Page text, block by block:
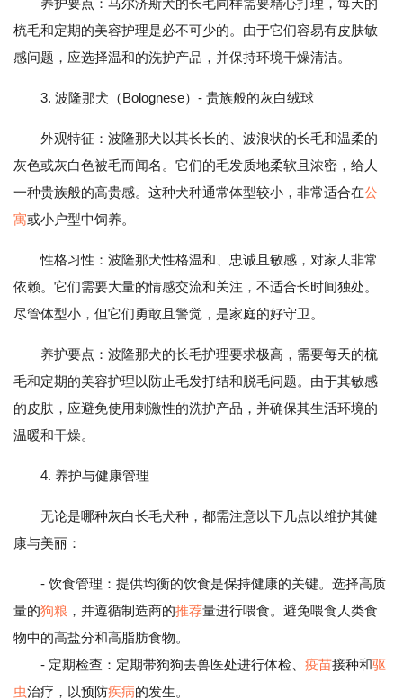
养护要点：马尔济斯犬的长毛同样需要精心打理，每天的
梳毛和定期的美容护理是必不可少的。由于它们容易有皮肤敏
感问题，应选择温和的洗护产品，并保持环境干燥清洁。
3. 波隆那犬（Bolognese）- 贵族般的灰白绒球
外观特征：波隆那犬以其长长的、波浪状的长毛和温柔的
灰色或灰白色被毛而闻名。它们的毛发质地柔软且浓密，给人
一种贵族般的高贵感。这种犬种通常体型较小，非常适合在公
寓或小户型中饲养。
性格习性：波隆那犬性格温和、忠诚且敏感，对家人非常
依赖。它们需要大量的情感交流和关注，不适合长时间独处。
尽管体型小，但它们勇敢且警觉，是家庭的好守卫。
养护要点：波隆那犬的长毛护理要求极高，需要每天的梳
毛和定期的美容护理以防止毛发打结和脱毛问题。由于其敏感
的皮肤，应避免使用刺激性的洗护产品，并确保其生活环境的
温暖和干燥。
4. 养护与健康管理
无论是哪种灰白长毛犬种，都需注意以下几点以维护其健
康与美丽：
- 饮食管理：提供均衡的饮食是保持健康的关键。选择高质
量的狗粮 ，并遵循制造商的推荐量进行喂食。避免喂食人类食
物中的高盐分和高脂肪食物。
- 定期检查：定期带狗狗去兽医处进行体检、 疫苗接种和驱
虫治疗，以预防疾病的发生。